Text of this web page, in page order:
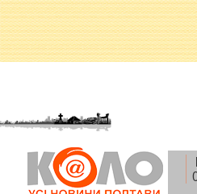
Головна » 2011 рік »
Календар